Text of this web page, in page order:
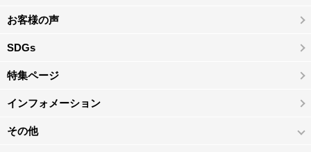
お客様の声
SDGs
特集ページ
インフォメーション
その他